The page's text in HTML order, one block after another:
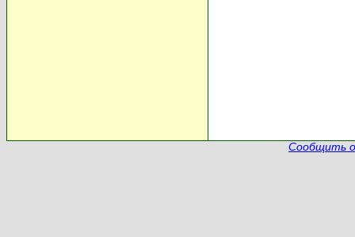
Сообщить о